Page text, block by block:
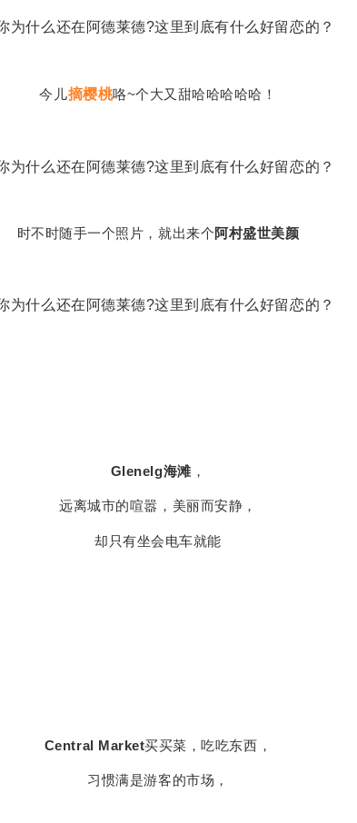
今儿摘樱桃咯~个大又甜哈哈哈哈哈！
时不时随手一个照片，就出来个阿村盛世美颜
却只有坐会电车就能